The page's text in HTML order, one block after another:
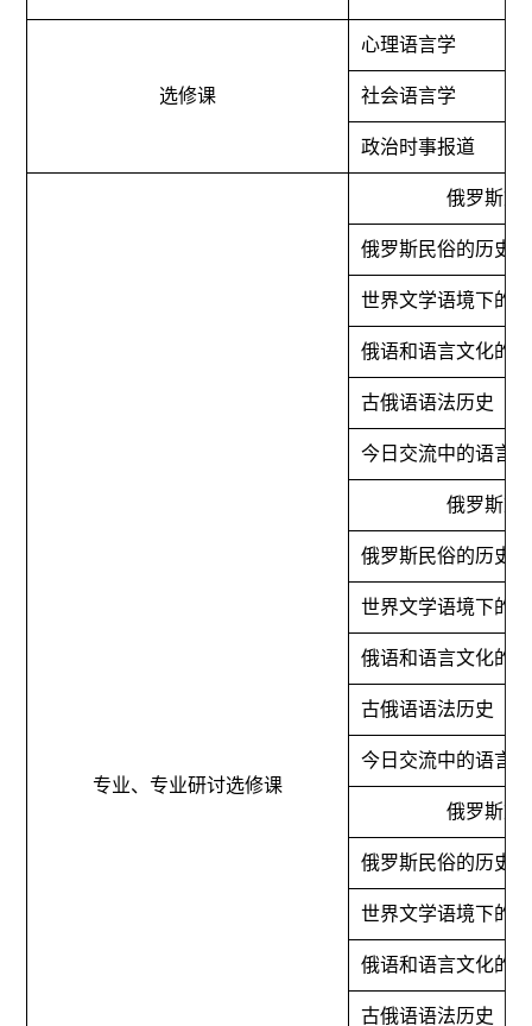
选修课
心理语言学
社会语言学
政治时事报道
专业、专业研讨选修课
俄罗斯文
俄罗斯民俗的历史
世界文学语境下的
俄语和语言文化的
古俄语语法历史
今日交流中的语言
俄罗斯文
俄罗斯民俗的历史
世界文学语境下的
俄语和语言文化的
古俄语语法历史
今日交流中的语言
俄罗斯文
俄罗斯民俗的历史
世界文学语境下的
俄语和语言文化的
古俄语语法历史